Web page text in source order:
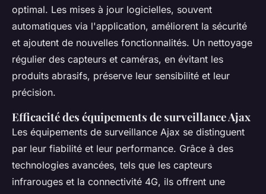
optimal. Les mises à jour logicielles, souvent
automatiques via l'application, améliorent la sécurité
et ajoutent de nouvelles fonctionnalités. Un nettoyage
régulier des capteurs et caméras, en évitant les
produits abrasifs, préserve leur sensibilité et leur
précision.
Efficacité des équipements de surveillance Ajax
Les équipements de surveillance Ajax se distinguent
par leur fiabilité et leur performance. Grâce à des
technologies avancées, tels que les capteurs
infrarouges et la connectivité 4G, ils offrent une